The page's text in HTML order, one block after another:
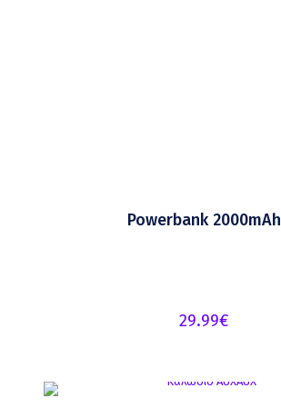
Powerbank 2000mAh
29.99€